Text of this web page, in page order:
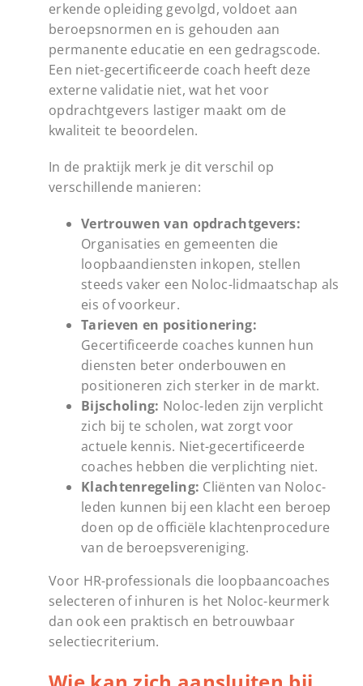
erkende opleiding gevolgd, voldoet aan
beroepsnormen en is gehouden aan
permanente educatie en een gedragscode.
Een niet-gecertificeerde coach heeft deze
externe validatie niet, wat het voor
opdrachtgevers lastiger maakt om de
kwaliteit te beoordelen.
In de praktijk merk je dit verschil op
verschillende manieren:
Vertrouwen van opdrachtgevers:
Organisaties en gemeenten die
loopbaandiensten inkopen, stellen
steeds vaker een Noloc-lidmaatschap als
eis of voorkeur.
Tarieven en positionering:
Gecertificeerde coaches kunnen hun
diensten beter onderbouwen en
positioneren zich sterker in de markt.
Bijscholing: Noloc-leden zijn verplicht
zich bij te scholen, wat zorgt voor
actuele kennis. Niet-gecertificeerde
coaches hebben die verplichting niet.
Klachtenregeling: Cliënten van Noloc-
leden kunnen bij een klacht een beroep
doen op de officiële klachtenprocedure
van de beroepsvereniging.
Voor HR-professionals die loopbaancoaches
selecteren of inhuren is het Noloc-keurmerk
dan ook een praktisch en betrouwbaar
selectiecriterium.